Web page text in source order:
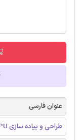
عنوان فارسی
طراحی و پیاده سازی CPU امنیتی نهفته بر اساس استراتژی چندگانه